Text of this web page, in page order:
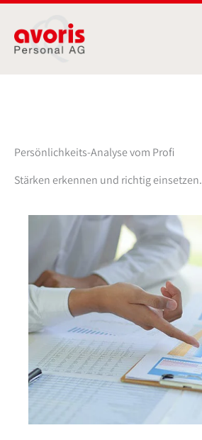
Inhalt
springen
Persönlichkeits-Analyse vom Profi
Stärken erkennen und richtig einsetzen.